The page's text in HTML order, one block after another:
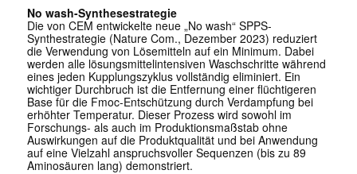
No wash-Synthesestrategie
Die von CEM entwickelte neue „No wash“ SPPS-
Synthestrategie (Nature Com., Dezember 2023) reduziert
die Verwendung von Lösemitteln auf ein Minimum. Dabei
werden alle lösungsmittelintensiven Waschschritte während
eines jeden Kupplungszyklus vollständig eliminiert. Ein
wichtiger Durchbruch ist die Entfernung einer flüchtigeren
Base für die Fmoc-Entschützung durch Verdampfung bei
erhöhter Temperatur. Dieser Prozess wird sowohl im
Forschungs- als auch im Produktionsmaßstab ohne
Auswirkungen auf die Produktqualität und bei Anwendung
auf eine Vielzahl anspruchsvoller Sequenzen (bis zu 89
Aminosäuren lang) demonstriert.